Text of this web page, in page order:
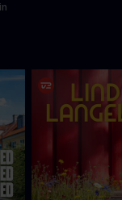
kulturarv.